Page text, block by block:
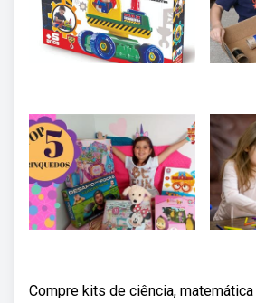
Compre kits de ciência,